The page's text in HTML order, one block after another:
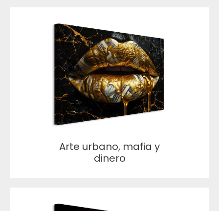
Arte urbano, mafia y
dinero